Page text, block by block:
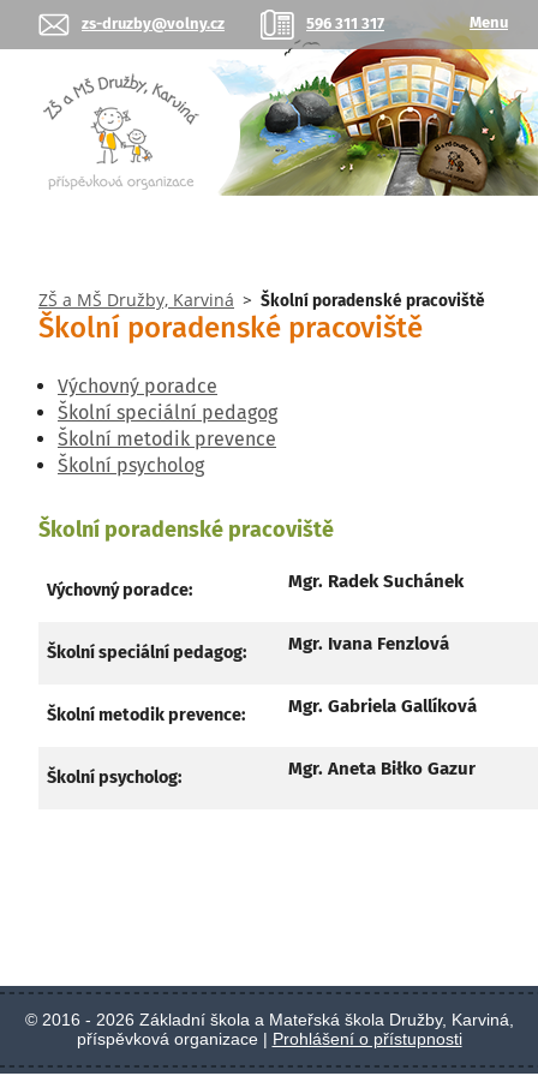
zs-druzby@volny.cz 596 311 317 Menu
ZŠ a MŠ Družby, Karviná > Školní poradenské pracoviště
Školní poradenské pracoviště
Výchovný poradce
Školní speciální pedagog
Školní metodik prevence
Školní psycholog
Školní poradenské pracoviště
Výchovný poradce: Mgr. Radek Suchánek
Školní speciální pedagog: Mgr. Ivana Fenzlová
Školní metodik prevence: Mgr. Gabriela Gallíková
Školní psycholog: Mgr. Aneta Biłko Gazur
© 2016 - 2026 Základní škola a Mateřská škola Družby, Karviná,
příspěvková organizace |
Prohlášení o přístupnosti